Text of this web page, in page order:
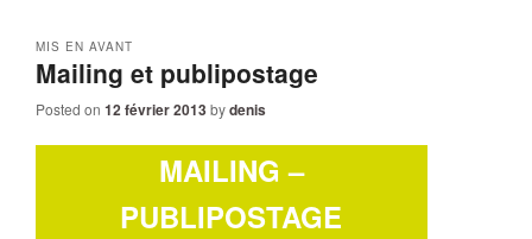
Mailing et publipostage
MIS EN AVANT
Posted on 12 février 2013bydenis
MAILING –
PUBLIPOSTAGE